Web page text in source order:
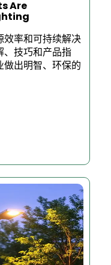
Are
效率和可持续解决
、技巧和产品指
做出明智、环保的